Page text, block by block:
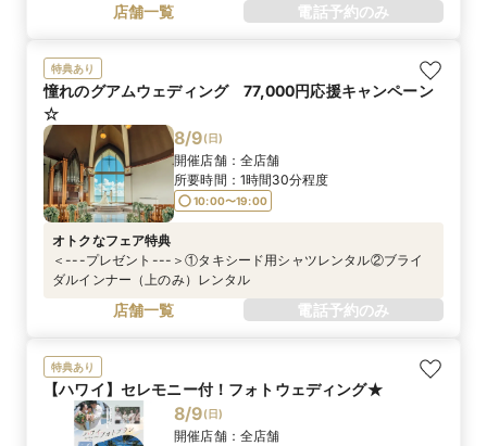
店舗一覧 電話予約のみ
特典あり
憧れのグアムウェディング 77,000円応援キャンペーン
☆
8/9(日)
開催店舗： 全店舗
所要時間： 1時間30分程度
10:00〜19:00
オトクなフェア特典
＜---プレゼント---＞①タキシード用シャツレンタル②ブライ
ダルインナー（上のみ）レンタル
店舗一覧 電話予約のみ
特典あり
【ハワイ】セレモニー付！フォトウェディング★
8/9(日)
開催店舗： 全店舗